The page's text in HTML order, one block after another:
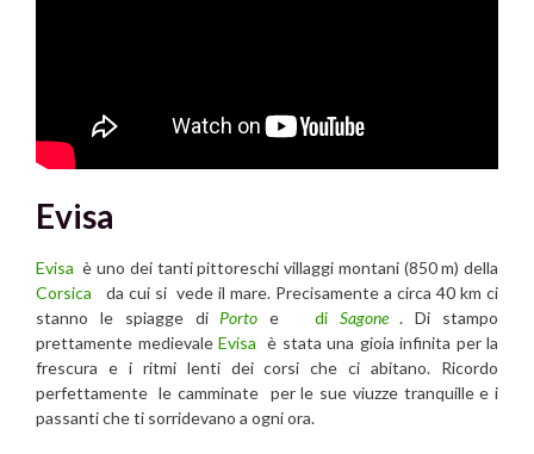
Evisa
Evisa è uno dei tanti pittoreschi villaggi montani (850 m) della
Corsica da cui si vede il mare. Precisamente a circa 40 km ci
stanno le spiagge di Porto e di Sagone. Di stampo
prettamente medievale Evisa è stata una gioia infinita per la
frescura e i ritmi lenti dei corsi che ci abitano. Ricordo
perfettamente le camminate per le sue viuzze tranquille e i
passanti che ti sorridevano a ogni ora.